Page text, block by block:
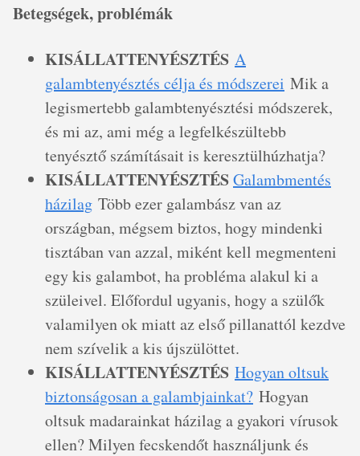
Betegségek, problémák
KISÁLLATTENYÉSZTÉS A
galambtenyésztés célja és módszerei Mik a
legismertebb galambtenyésztési módszerek,
és mi az, ami még a legfelkészültebb
tenyésztő számításait is keresztülhúzhatja?
KISÁLLATTENYÉSZTÉSGalambmentés
házilag Több ezer galambász van az
országban, mégsem biztos, hogy mindenki
tisztában van azzal, miként kell megmenteni
egy kis galambot, ha probléma alakul ki a
szüleivel. Előfordul ugyanis, hogy a szülők
valamilyen ok miatt az első pillanattól kezdve
nem szívelik a kis újszülöttet.
KISÁLLATTENYÉSZTÉS Hogyan oltsuk
biztonságosan a galambjainkat? Hogyan
oltsuk madarainkat házilag a gyakori vírusok
ellen? Milyen fecskendőt használjunk és